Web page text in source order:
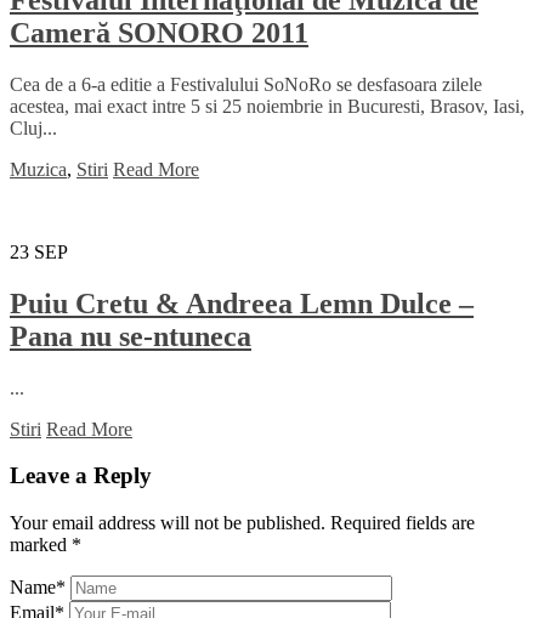
Cameră SONORO 2011
Cea de a 6-a editie a Festivalului SoNoRo se desfasoara zilele
acestea, mai exact intre 5 si 25 noiembrie in Bucuresti, Brasov, Iasi,
Cluj...
Muzica, Stiri Read More
23 SEP
Puiu Cretu & Andreea Lemn Dulce –
Pana nu se-ntuneca
...
Stiri Read More
Leave a Reply
Your email address will not be published. Required fields are
marked *
Name*
Email*